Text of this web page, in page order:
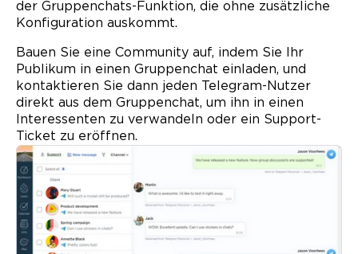
der Gruppenchats-Funktion, die ohne zusätzliche
Konfiguration auskommt.
Bauen Sie eine Community auf, indem Sie Ihr
Publikum in einen Gruppen­chat einladen, und
kontaktieren Sie dann jeden Telegram-Nutzer
direkt aus dem Gruppen­chat, um ihn in einen
Interessenten zu verwandeln oder ein Support-
Ticket zu eröffnen.